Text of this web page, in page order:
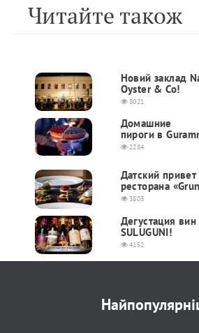
Читайте також
Новий заклад
Oyster & Co!
8021
Домашние
пироги в
2284
Датский привет
ресторана
3803
Дегустация вин
SULUGUNI!
4152